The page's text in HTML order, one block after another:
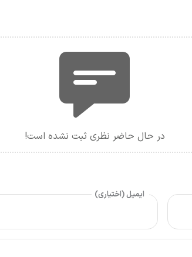
در حال حاضر نظری ثبت نشده است!
ایمیل (اختیاری)